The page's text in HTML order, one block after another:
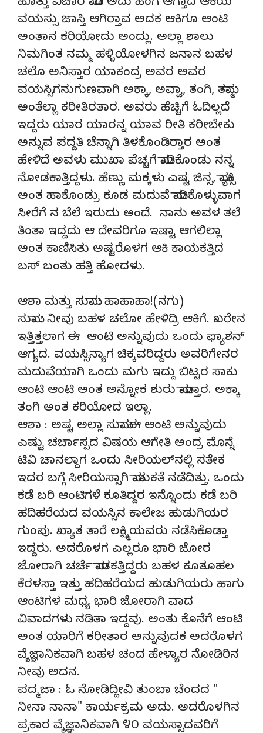
ವಯಸ್ಸು ಜಾಸ್ತಿ ಆಗಿರ್‍ತಾವ ಅದಕ ಆಕಿಗೂ ಆಂಟಿ
ಅಂತಾನ ಕರಿಯೋದು ಅಂದ್ಲು. ಅಲ್ಲಾ ಶಾಲು
ನಿಮಗಿಂತ ನಮ್ಮ ಹಳ್ಳಿಯೋಳಗಿನ ಜನಾನ ಬಹಳ
ಚಲೊ ಅನಿಸ್ತಾರ ಯಾಕಂದ್ರ ಅವರ ಅವರ
ವಯಸ್ಸಿಗನುಗುಣವಾಗಿ ಅಕ್ಕಾ, ಅವ್ವಾ, ತಂಗಿ, ತಮ್ಮಾ
ಅಂತೆಲ್ಲಾ ಕರೀತಿರತಾರ. ಅವರು ಹೆಚ್ಚಿಗೆ ಓದಿಲ್ಲದೆ
ಇದ್ದರು ಯಾರ ಯಾರನ್ನ ಯಾವ ರೀತಿ ಕರೀಬೇಕು
ಅನ್ನುವ ಪದ್ದತಿ ಚೆನ್ನಾಗಿ ತಿಳಕೊಂಡಿರ್‍ತಾರ ಅಂತ
ಹೇಳಿದೆ ಅವಳು ಮುಖಾ ಪೆಚ್ಚಗೆ ಮಾಡಿಕೊಂಡು ನನ್ನ
ನೋಡಕಾತ್ತಿದ್ದಳು. ಹೆಣ್ಣು ಮಕ್ಕಳು ಎಷ್ಟ ಜಿನ್ಸ, ಮ್ಯಾಕ್ಸಿ
ಅಂತ ಹಾಕೊಂಡ್ರು ಕೂಡ ಮದುವೆ ಮಾಡಿಕೊಳ್ಳುವಾಗ
ಸೀರೆಗೆ ನ ಬೆಲೆ ಇರುದು ಅಂದೆ. ನಾನು ಅವಳ ತಲೆ
ತಿಂತಾ ಇದ್ದದು ಆ ದೇವರಿಗೂ ಇಷ್ಟಾ ಆಗಲಿಲ್ಲಾ
ಅಂತ ಕಾಣಿಸಿತು ಅಷ್ಟರೊಳಗ ಆಕಿ ಕಾಯಕತ್ತಿದ
ಬಸ್ ಬಂತು ಹತ್ತಿ ಹೋದಳು.
ಆಶಾ ಮತ್ತು ಸುಮಾ : ಹಾಹಾಹಾ!(ನಗು)
ಸುಮಾ : ನೀವು ಬಹಳ ಚಲೋ ಹೇಳಿದ್ರಿ ಆಕಿಗೆ. ಖರೇನ
ಇತ್ತಿತ್ತಲಾಗ ಈ ಆಂಟಿ ಅನ್ನುವುದು ಒಂದು ಫ್ಯಾಶನ್
ಆಗ್ಯದ. ವಯಸ್ಸಿನ್ಯಾಗ ಚಿಕ್ಕವರಿದ್ದರು ಅವರಿಗೇನರ
ಮದುವೆಯಾಗಿ ಒಂದು ಮಗು ಇದ್ದು ಬಿಟ್ಟರ ಸಾಕು
ಆಂಟಿ ಆಂಟಿ ಅಂತ ಅನ್ನೋಕ ಶುರು ಮಾಡ್ತಾರ. ಅಕ್ಕಾ
ತಂಗಿ ಅಂತ ಕರಿಯೋದ ಇಲ್ಲಾ.
ಆಶಾ : ಅಷ್ಟ ಅಲ್ಲಾ ಸುಮಾ ಈ ಆಂಟಿ ಅನ್ನುವುದು
ಎಷ್ಟು ಚರ್ಚಾಸ್ಪದ ವಿಷಯ ಆಗೇತಿ ಅಂದ್ರ ಮೊನ್ನೆ
ಟಿವಿ ಚಾನಲ್ದಾಗ ಒಂದು ಸೀರಿಯಲ್‌ನಲ್ಲಿ ಸತೇಕ
ಇದರ ಬಗ್ಗೆ ಸೀರಿಯಸ್ಸಾಗಿ ಮಾತುಕತೆ ನಡೆದಿತ್ತು. ಒಂದು
ಕಡೆ ಬರಿ ಆಂಟಿಗಳೆ ಕೂತಿದ್ದರ ಇನ್ನೊಂದು ಕಡೆ ಬರಿ
ಹದಿಹರೆಯದ ವಯಸ್ಸಿನ ಕಾಲೇಜ ಹುಡುಗಿಯರ
ಗುಂಪು. ಖ್ಯಾತ ತಾರೆ ಲಕ್ಷ್ಮಿಯವರು ನಡೆಸಿಕೊಡ್ತಾ
ಇದ್ದರು. ಅದರೊಳಗ ಎಲ್ಲರೂ ಭಾರಿ ಜೋರ
ಜೋರಾಗಿ ಚರ್ಚೆ ಮಾಡಕತ್ತಿದ್ದರು ಬಹಳ ಕೂತೂಹಲ
ಕೆರಳಸ್ತಾ ಇತ್ತು ಹದಿಹರೆಯದ ಹುಡುಗಿಯರು ಹಾಗು
ಆಂಟಿಗಳ ಮಧ್ಯ ಭಾರಿ ಜೋರಾಗಿ ವಾದ
ವಿವಾದಗಳು ನಡಿತಾ ಇದ್ದವು. ಅಂತು ಕೊನೆಗೆ ಆಂಟಿ
ಅಂತ ಯಾರಿಗೆ ಕರೀತಾರ ಅನ್ನುವುದಕ ಅದರೊಳಗ
ವ್ಶೆಜ್ಞಾನಿಕವಾಗಿ ಬಹಳ ಚಂದ ಹೇಳ್ಯಾರ ನೋಡಿರಿನ
ನೀವು ಅದನ.
ಪದ್ಮಜಾ : ಓ ನೋಡಿದ್ದೀವಿ ತುಂಬಾ ಚೆಂದದ "
ನೀನಾ ನಾನಾ" ಕಾರ್ಯಕ್ರಮ ಅದು. ಅದರೊಳಗಿನ
ಪ್ರಕಾರ ವ್ಶೆಜ್ಞಾನಿಕವಾಗಿ ೪೦ ವಯಸ್ಸಾದವರಿಗೆ